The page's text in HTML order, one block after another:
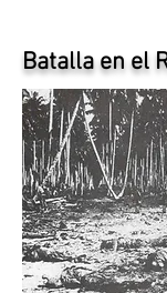
Batalla en el